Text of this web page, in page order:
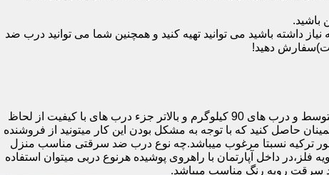
باشید.
باشید می توانید تهیه کنید و همچنین شما می توانید درب ضد
دهید!
اولین راه وزن درب هست که به صورت کلی درب های کمتر از 60 کیلوگرم جزء درب های بی کیفیت محسوب میشود،70 تا 90 درب های متوسط و درب های 90 کیلوگرم و بالاتر جزء درب های با کیفیت از لحاظ
حاصل کنید که با توجه به مشکل بودن این کار میتونید از فروشنده
ترکیه نسبتا مرغوب میباشد.چه نوع درب ضد سرقتی مناسب منزل
دی اف ملامینه،رویه فلز،در داخل آپارتمان با راهروی پوشیده هرنوع دربی میتوان استفاده
سرقت رویه رنگ مناسب میباشد.